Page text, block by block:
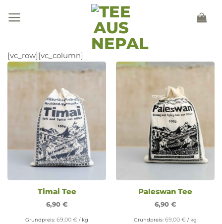
Inhalt
[vc_row][vc_column]
Timai Tee
6,90 €
Grundpreis: 69,00 € / kg
Paleswan Tee
6,90 €
Grundpreis: 69,00 € / kg